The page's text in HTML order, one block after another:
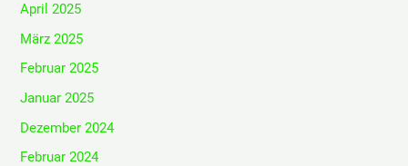
April 2025
März 2025
Februar 2025
Januar 2025
Dezember 2024
Februar 2024